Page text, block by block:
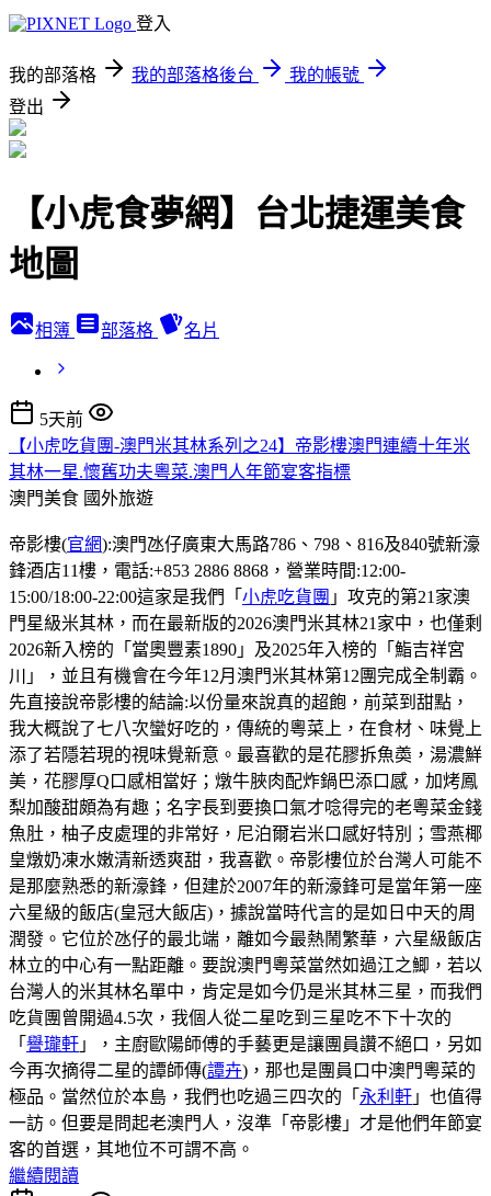
登入
我的部落格 我的部落格後台
我的帳號
登出
【小虎食夢網】台北捷運美食
地圖
相簿 部落格 名片
5天前
【小虎吃貨團-澳門米其林系列之24】帝影樓澳門連續十年米
其林一星.懷舊功夫粵菜.澳門人年節宴客指標
澳門美食 國外旅遊
帝影樓(官網):澳門氹仔廣東大馬路786、798、816及840號新濠
鋒酒店11樓，電話:+853 2886 8868，營業時間:12:00-
15:00/18:00-22:00這家是我們「 小虎吃貨團 」攻克的第21家澳
門星級米其林，而在最新版的2026澳門米其林21家中，也僅剩
2026新入榜的「當奧豐素1890」及2025年入榜的「鮨吉祥宮
川」，並且有機會在今年12月澳門米其林第12團完成全制霸。
先直接說帝影樓的結論:以份量來說真的超飽，前菜到甜點，
我大概說了七八次蠻好吃的，傳統的粵菜上，在食材、味覺上
添了若隱若現的視味覺新意。最喜歡的是花膠拆魚𡙡，湯濃鮮
美，花膠厚Q口感相當好；燉牛脥肉配炸鍋巴添口感，加烤鳳
梨加酸甜頗為有趣；名字長到要換口氣才唸得完的老粵菜金錢
魚肚，柚子皮處理的非常好，尼泊爾岩米口感好特別；雪燕椰
皇燉奶凍水嫩清新透爽甜，我喜歡。帝影樓位於台灣人可能不
是那麼熟悉的新濠鋒，但建於2007年的新濠鋒可是當年第一座
六星級的飯店(皇冠大飯店)，據說當時代言的是如日中天的周
潤發。它位於氹仔的最北端，離如今最熱鬧繁華，六星級飯店
林立的中心有一點距離。要說澳門粵菜當然如過江之鯽，若以
台灣人的米其林名單中，肯定是如今仍是米其林三星，而我們
吃貨團曾開過4.5次，我個人從二星吃到三星吃不下十次的
「 譽瓏軒 」，主廚歐陽師傅的手藝更是讓團員讚不絕口，另如
今再次摘得二星的譚師傳(譚卉)，那也是團員口中澳門粵菜的
極品。當然位於本島，我們也吃過三四次的「 永利軒 」也值得
一訪。但要是問起老澳門人，沒準「帝影樓」才是他們年節宴
客的首選，其地位不可謂不高。
繼續閱讀